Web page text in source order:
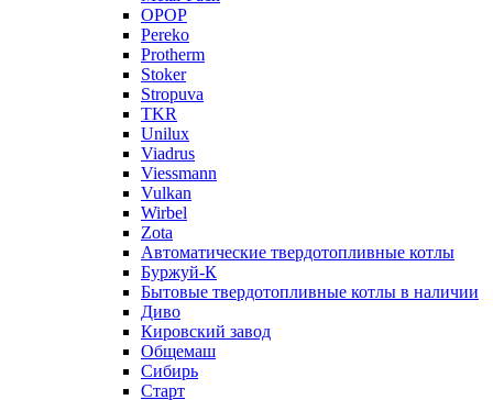
OPOP
Pereko
Protherm
Stoker
Stropuva
TKR
Unilux
Viadrus
Viessmann
Vulkan
Wirbel
Zota
Автоматические твердотопливные котлы
Буржуй-К
Бытовые твердотопливные котлы в наличии
Диво
Кировский завод
Общемаш
Сибирь
Старт